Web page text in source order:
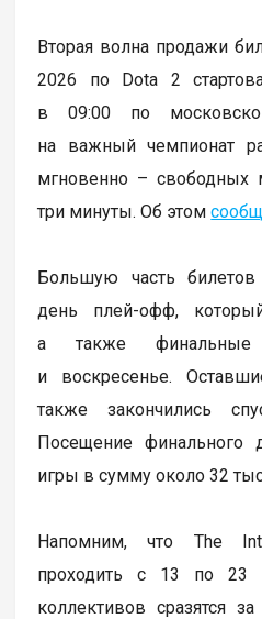
Вторая волна продажи
2026 по Dota 2
в 09:00 по
на важный чемпионат
мгновенно – свободных
три минуты. Об этом
Большую часть
день плей-офф,
а также
и воскресенье.
также закончились
Посещение финального
игры в сумму около 32
Напомним, что The
проходить с 13 по 23
коллективов сразятся